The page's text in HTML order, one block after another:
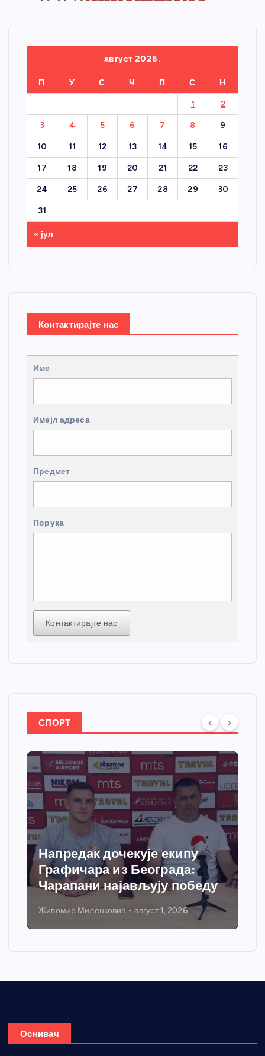
август 2026.
П У С Ч П С Н
1 2
3 4 5 6 7 8 9
10 11 12 13 14 15 16
17 18 19 20 21 22 23
24 25 26 27 28 29 30
31
« јул
Контактирајте нас
Име
Имејл адреса
Предмет
Порука
Контактирајте нас
СПОРТ
Напредак дочекује екипу
Графичара из Београда:
Чарапани најављују победу
Живомир Миленковић август 1, 2026
Оснивач